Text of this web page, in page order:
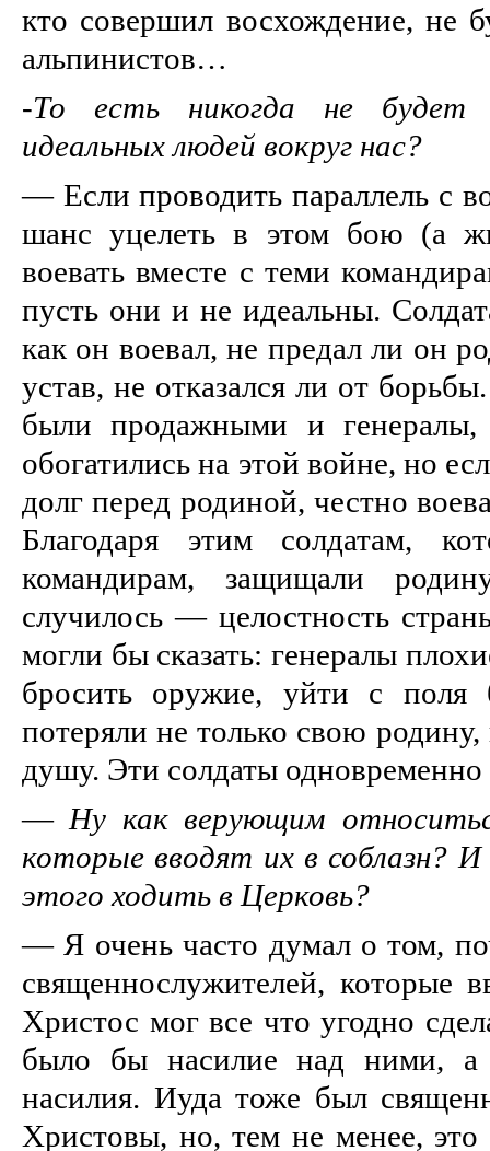
кто совершил восхождение, не
альпинистов…
-То есть никогда не будет
идеальных людей вокруг нас?
— Если проводить параллель с
шанс уцелеть в этом бою (а
воевать вместе с теми
пусть они и не идеальны.
как он воевал, не предал ли он
устав, не отказался ли от
были продажными и
обогатились на этой войне, но
долг перед родиной, честно
Благодаря этим солдатам,
командирам, защищали
случилось — целостность
могли бы сказать: генералы
бросить оружие, уйти с
потеряли не только свою
душу. Эти солдаты
— Ну как верующим
которые вводят их в соблазн?
этого ходить в Церковь?
— Я очень часто думал о том,
священнослужителей, которые
Христос мог все что угодно
было бы насилие над ними, а
насилия. Иуда тоже был
Христовы, но, тем не менее,